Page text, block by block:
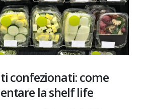
confezionati: come
la shelf life